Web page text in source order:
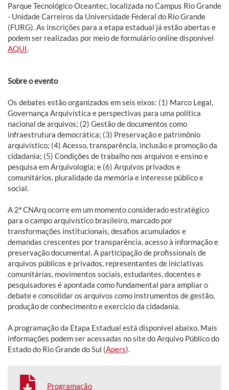
Parque Tecnológico Oceantec, localizada no Campus Rio Grande
- Unidade Carreiros da Universidade Federal do Rio Grande
(FURG). As inscrições para a etapa estadual já estão abertas e
podem ser realizadas por meio de formulário online disponível
AQUI
Sobre o evento
Os debates estão organizados em seis eixos: (1) Marco Legal,
Governança Arquivística e perspectivas para uma política
nacional de arquivos; (2) Gestão de documentos como
infraestrutura democrática; (3) Preservação e patrimônio
arquivístico; (4) Acesso, transparência, inclusão e promoção da
cidadania; (5) Condições de trabalho nos arquivos e ensino e
pesquisa em Arquivologia; e (6) Arquivos privados e
comunitários, pluralidade da memória e interesse público e
social.
A 2ª CNArq ocorre em um momento considerado estratégico
para o campo arquivístico brasileiro, marcado por
transformações institucionais, desafios acumulados e
demandas crescentes por transparência, acesso à informação e
preservação documental. A participação de profissionais de
arquivos públicos e privados, representantes de iniciativas
comunitárias, movimentos sociais, estudantes, docentes e
pesquisadores é apontada como fundamental para ampliar o
debate e consolidar os arquivos como instrumentos de gestão,
produção de conhecimento e exercício da cidadania.
A programação da Etapa Estadual está disponível abaixo. Mais
informações podem ser acessadas no site do Arquivo Público do
Estado do Rio Grande do Sul (Apers).
Programação